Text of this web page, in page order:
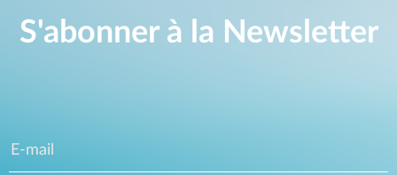
S'abonner à la Newsletter